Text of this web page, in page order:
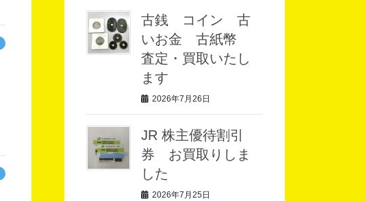
古銭 コイン 古
いお金 古紙幣
査定・買取いたし
ます
2026年7月26日
JR 株主優待割引
券 お買取りしま
した
2026年7月25日